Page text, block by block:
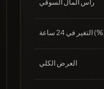
رأس المال السوقي
في 24 ساعة (%)
العرض الكلي